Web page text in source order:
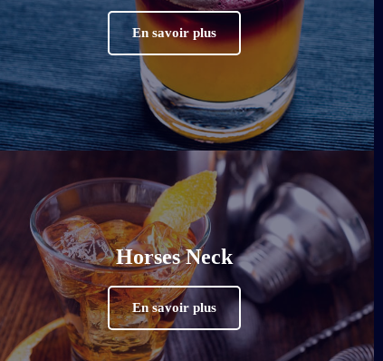
En savoir plus
Horses Neck
En savoir plus